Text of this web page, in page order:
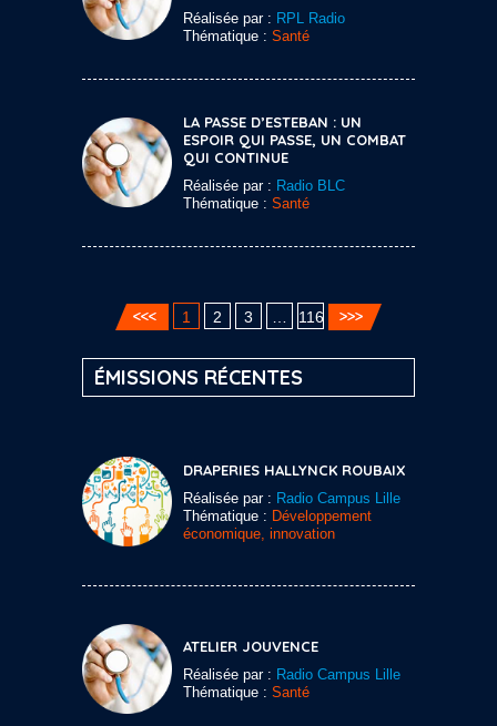
Réalisée par : RPL Radio
Thématique : Santé
LA PASSE D’ESTEBAN : UN
ESPOIR QUI PASSE, UN COMBAT
QUI CONTINUE
Réalisée par : Radio BLC
Thématique : Santé
1 2 3 116
ÉMISSIONS RÉCENTES
DRAPERIES HALLYNCK ROUBAIX
Réalisée par : Radio Campus Lille
Thématique : Développement
économique, innovation
ATELIER JOUVENCE
Réalisée par : Radio Campus Lille
Thématique : Santé